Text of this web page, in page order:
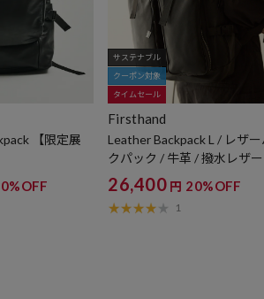
【限定展
サステナブル
クーポン対象
タイムセール
Firsthand
Leather Backpack L / レザー
クパック / 牛革 / 撥水レザ
Cスリーブ付き
26,400 円 20%OFF
1